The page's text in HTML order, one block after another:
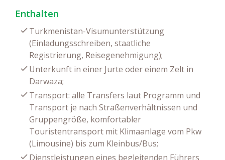
Enthalten
Turkmenistan-Visumunterstützung
(Einladungsschreiben, staatliche
Registrierung, Reisegenehmigung);
Unterkunft in einer Jurte oder einem Zelt in
Darwaza;
Transport: alle Transfers laut Programm und
Transport je nach Straßenverhältnissen und
Gruppengröße, komfortabler
Touristentransport mit Klimaanlage vom Pkw
(Limousine) bis zum Kleinbus/Bus;
Dienstleistungen eines begleitenden Führers